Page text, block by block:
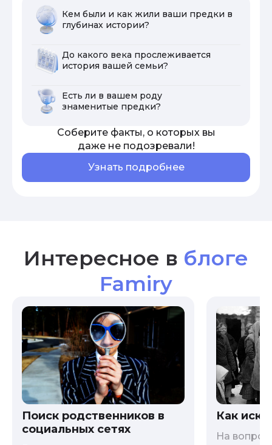
Кем были и как жили ваши предки в
глубинах истории?
До какого века прослеживается
история вашей семьи?
Есть ли в вашем роду
знаменитые предки?
Соберите факты, о которых вы
даже не подозревали!
Узнать подробнее
Интересное в блоге
Famiry
Поиск родственников в
социальных сетях
Как
На вопрос